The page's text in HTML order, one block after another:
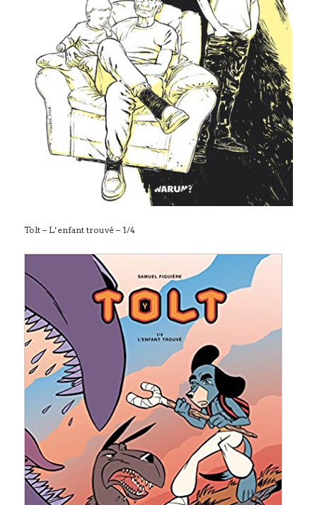
Tolt – L’enfant trouvé – 1/4